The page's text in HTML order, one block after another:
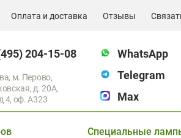
Оплата и доставка Отзывы
204-15-08
м. Перово,
д. 20А,
4, оф. A323
WhatsApp
Telegram
Max
Специальные